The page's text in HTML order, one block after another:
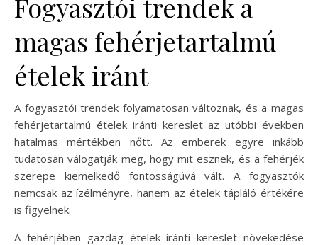
Fogyasztói trendek a
magas fehérjetartalmú
ételek iránt
A fogyasztói trendek folyamatosan változnak, és a magas
fehérjetartalmú ételek iránti kereslet az utóbbi években
hatalmas mértékben nőtt. Az emberek egyre inkább
tudatosan válogatják meg, hogy mit esznek, és a fehérjék
szerepe kiemelkedő fontosságúvá vált. A fogyasztók
nemcsak az ízélményre, hanem az ételek tápláló értékére
is figyelnek.
A fehérjében gazdag ételek iránti kereslet növekedése